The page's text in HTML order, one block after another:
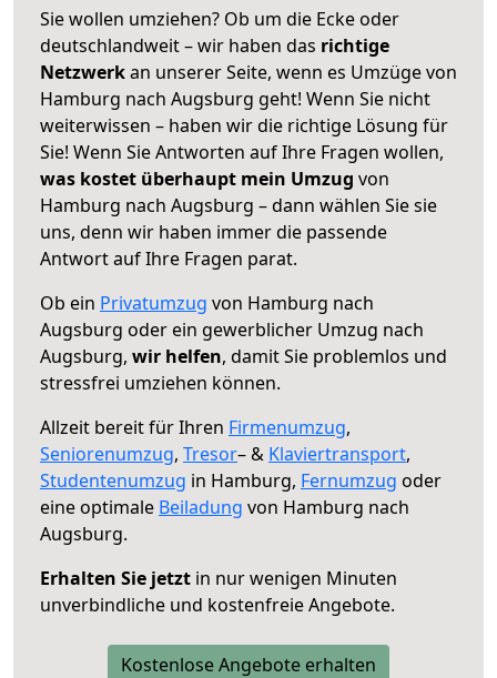
Sie wollen umziehen? Ob um die Ecke oder
deutschlandweit – wir haben das richtige
Netzwerkan unserer Seite, wenn es Umzüge von
Hamburg nach Augsburg geht! Wenn Sie nicht
weiterwissen – haben wir die richtige Lösung für
Sie! Wenn Sie Antworten auf Ihre Fragen wollen,
was kostet überhaupt mein Umzug von
Hamburg nach Augsburg – dann wählen Sie sie
uns, denn wir haben immer die passende
Antwort auf Ihre Fragen parat.
Ob ein Privatumzug von Hamburg nach
Augsburg oder ein gewerblicher Umzug nach
Augsburg, wir helfen, damit Sie problemlos und
stressfrei umziehen können.
Allzeit bereit für Ihren Firmenumzug,
Seniorenumzug, Tresor– & Klaviertransport,
Studentenumzug in Hamburg, Fernumzug oder
eine optimale Beiladung von Hamburg nach
Augsburg.
Erhalten Sie jetzt in nur wenigen Minuten
unverbindliche und kostenfreie Angebote.
Kostenlose Angebote erhalten